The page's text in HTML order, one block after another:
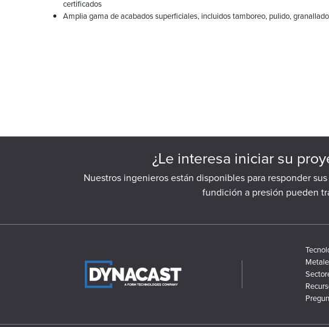
certificados
Amplia gama de acabados superficiales, incluidos tamboreo, pulido,
¿Le interesa iniciar su
Nuestros ingenieros están disponibles para responder
fundición a presión pueden